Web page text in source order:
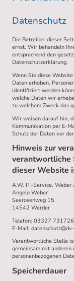
Datenschutz
Die Betreiber dieser
ernst. Wir behandeln
entsprechend den
Datenschutzerklärung.
Wenn Sie diese
Daten erhoben.
identifiziert werden
welche Daten wir
zu welchem Zweck das
Wir weisen darauf hin,
Kommunikation per E-
Schutz der Daten vor
Hinweis zur
verantwortliche
dieser Website
A.W. IT-Service, Weber
Angelo Weber
Seerosenweg 15
14542 Werder
Telefon: 03327 731726
E-Mail:
Verantwortliche Stelle
gemeinsam mit
personenbezogenen
Speicherdauer